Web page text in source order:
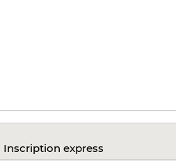
Inscription express